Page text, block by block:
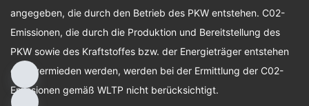
angegeben, die durch den Betrieb des PKW entstehen. C02-
Emissionen, die durch die Produktion und Bereitstellung des
PKW sowie des Kraftstoffes bzw. der Energieträger entstehen
oder vermieden werden, werden bei der Ermittlung der C02-
Emissionen gemäß WLTP nicht berücksichtigt.